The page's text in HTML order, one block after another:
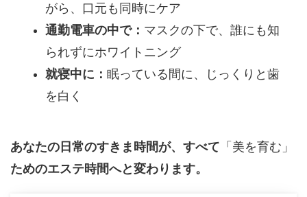
がら、口元も同時にケア
通勤電車の中で： マスクの下で、誰にも知
られずにホワイトニング
就寝中に： 眠っている間に、じっくりと歯
を白く
あなたの日常のすきま時間が、すべて 「美を育む」
ためのエステ時間へと変わります。